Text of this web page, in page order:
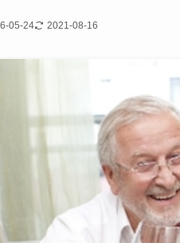
05-24 2021-08-16